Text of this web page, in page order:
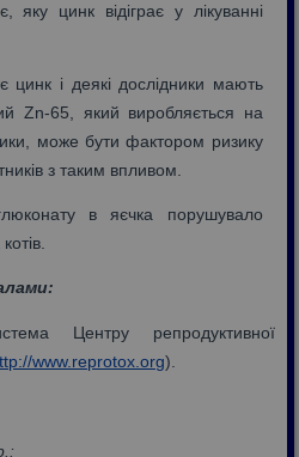
цинк відіграє у лікуванні
цинк і деякі дослідники мають
Zn-65, який виробляється на
може бути фактором ризику
з таким впливом.
в яєчка порушувало
лами:
Центру репродуктивної
www.reprotox.org).